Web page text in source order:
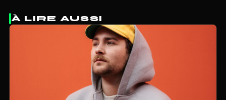
À LIRE AUSSI